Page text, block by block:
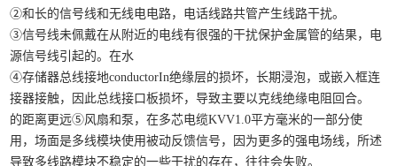
②和长的信号线和无线电电路，电话线路共管产生线路干扰。
③信号线未佩戴在从附近的电线有很强的干扰保护金属管的结果，电
源信号线引起的。在水
④存储器总线接地conductorIn绝缘层的损坏，长期浸泡，或嵌入框连
接器接触，因此总线接口板损坏，导致主要以克线绝缘电阻回合。
的距离更远⑤风扇和泵，在多芯电缆KVV1.0平方毫米的一部分使
用，场面是多线模块使用被动反馈信号，因为更多的强电场线，所述
导致多线路模块不稳定的一些干扰的存在，往往会失败。